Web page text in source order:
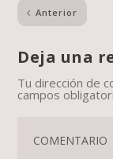
Anterior
Deja una
Tu dirección de
campos